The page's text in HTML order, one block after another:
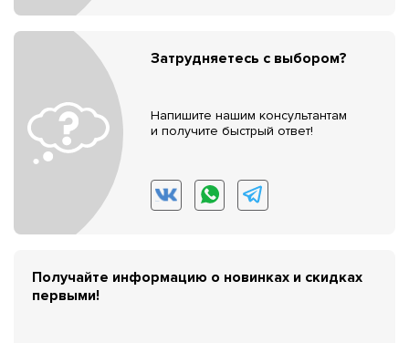
Затрудняетесь с выбором?
Напишите нашим консультантам
и получите быстрый ответ!
Получайте информацию о новинках и скидках
первыми!